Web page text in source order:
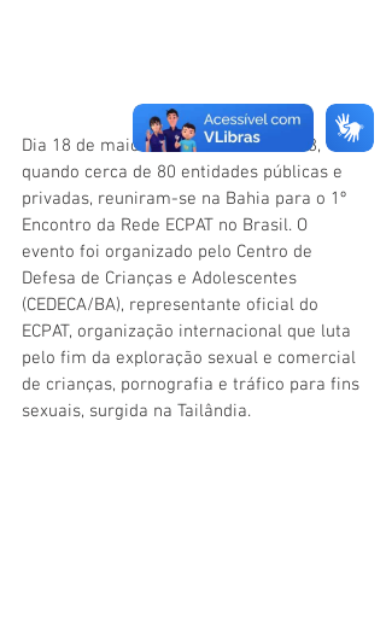
Dia 18 de maio foi instituído em 1998,
quando cerca de 80 entidades públicas e
privadas, reuniram-se na Bahia para o 1º
Encontro da Rede ECPAT no Brasil. O
evento foi organizado pelo Centro de
Defesa de Crianças e Adolescentes
(CEDECA/BA), representante oficial do
ECPAT, organização internacional que luta
pelo fim da exploração sexual e comercial
de crianças, pornografia e tráfico para fins
sexuais, surgida na Tailândia.